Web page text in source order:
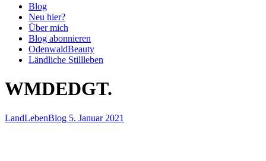
Blog
Neu hier?
Über mich
Blog abonnieren
OdenwaldBeauty
Ländliche Stillleben
WMDEDGT.
LandLebenBlog 5. Januar 2021